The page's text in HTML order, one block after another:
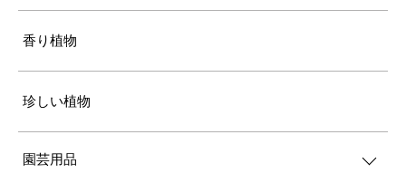
香り植物
珍しい植物
園芸用品